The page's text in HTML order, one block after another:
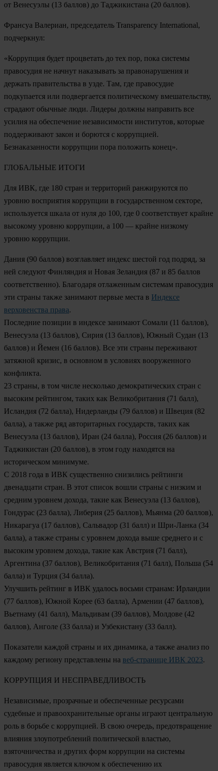
от Венесуэлы (13 баллов) до Таджикистана (20 баллов).
Франсуа Валериан, председатель Transparency International,
подчеркнул:
«Коррупция будет процветать до тех пор, пока системы
правосудия не начнут наказывать за правонарушения и
держать правительства в узде. Там, где правосудие
подкупается или подвергается политическому вмешательству,
страдают обычные люди. Лидеры должны направить все
усилия на обеспечение независимости институтов, которые
поддерживают закон и борются с коррупцией.
Безнаказанности коррупции пора положить конец».
ГЛОБАЛЬНЫЕ ИТОГИ
Для ИВК, где 180 стран и территорий ранжируются по
уровню восприятия коррупции в государственном секторе,
используется шкала от нуля до 100, где 0 соответствует крайне
высокому уровню коррупции, а 100 — крайне низкому
уровню коррупции.
Дания (90 баллов) возглавляет индекс шестой год подряд, за
ней следуют Финляндия и Новая Зеландия (87 и 85 баллов
соответственно). Благодаря отлаженным системам правосудия
эти страны также занимают первые места в Индексе
верховенства права.
Последние позиции в индексе занимают Сомали (11 баллов),
Венесуэла (13 баллов), Сирия (13 баллов), Южный Судан (13
баллов) и Йемен (16 баллов). Все эти страны переживают
затяжной кризис, в основном в условиях вооруженного
конфликта.
23 страны, в том числе несколько демократических стран с
высоким рейтингом, таких как Великобритания (71 балл),
Исландия (72 балла), Нидерланды (79 баллов) и Швеция (82
балла), а также ряд авторитарных государств, таких как
Венесуэла (13 баллов), Иран (24 балла), Россия (26 баллов) и
Таджикистан (20 баллов), в этом году находятся на
историческом минимуме.
С 2018 года в ИВК существенно снизились рейтинги
двенадцати стран. В этот список вошли страны с низким и
средним уровнем дохода, такие как Венесуэла (13 баллов),
Гондурас (23 балла), Либерия (25 баллов), Мьянма (20 баллов),
Никарагуа (17 баллов), Сальвадор (31 балл) и Шри-Ланка (34
балла), а также страны с уровнем дохода выше среднего и с
высоким уровнем дохода, такие как Австрия (71 балл),
Аргентина (37 баллов), Великобритания (71 балл), Польша (54
балла) и Турция (34 балла).
Улучшить рейтинг в ИВК удалось восьми странам: Ирландии
(77 баллов), Южной Корее (63 балла), Армении (47 баллов),
Вьетнаму (41 балл), Мальдивам (39 баллов), Молдове (42
баллов), Анголе (33 балла) и Узбекистану (33 балл).
Показатели каждой страны и их динамика, а также анализ по
каждому региону представлены на веб-странице ИВК 2023.
КОРРУПЦИЯ И НЕСПРАВЕДЛИВОСТЬ
Независимые, прозрачные и обеспеченные ресурсами
судебные и правоохранительные органы играют центральную
роль в борьбе с коррупцией. В свою очередь, предотвращение
влияния злоупотреблений политической властью,
взяточничества и других форм коррупции на системы
правосудия является ключом к обеспечению их